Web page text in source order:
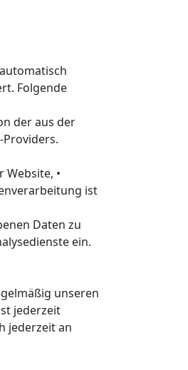
Folgende
der aus der
•
ist
Daten zu
ein.
unseren
jederzeit
jederzeit an